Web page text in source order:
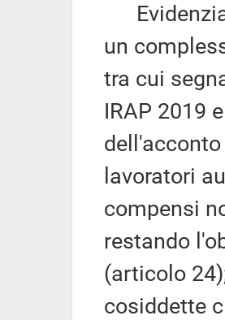
Evidenzia
un
tra cui
IRAP 2019
lavoratori
compensi
restando
(articolo
cosiddette